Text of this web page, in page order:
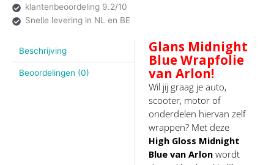
klantenbeoordeling 9.2/10
Snelle levering in NL en BE
Beschrijving
Beoordelingen (0)
Glans Midnight
Blue Wrapfolie
van Arlon!
Wil jij graag je auto,
scooter, motor of
onderdelen hiervan zelf
wrappen? Met deze
High Gloss Midnight
Bluevan Arlonwordt